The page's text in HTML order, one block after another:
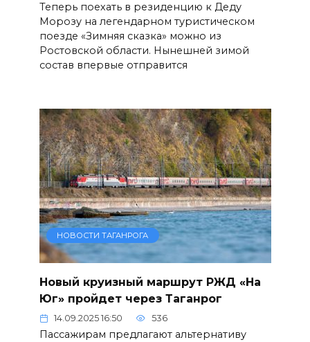
Теперь поехать в резиденцию к Деду
Морозу на легендарном туристическом
поезде «Зимняя сказка» можно из
Ростовской области. Нынешней зимой
состав впервые отправится
НОВОСТИ ТАГАНРОГА
Новый круизный маршрут РЖД «На
Юг» пройдет через Таганрог
14.09.2025 16:50 536
Пассажирам предлагают альтернативу